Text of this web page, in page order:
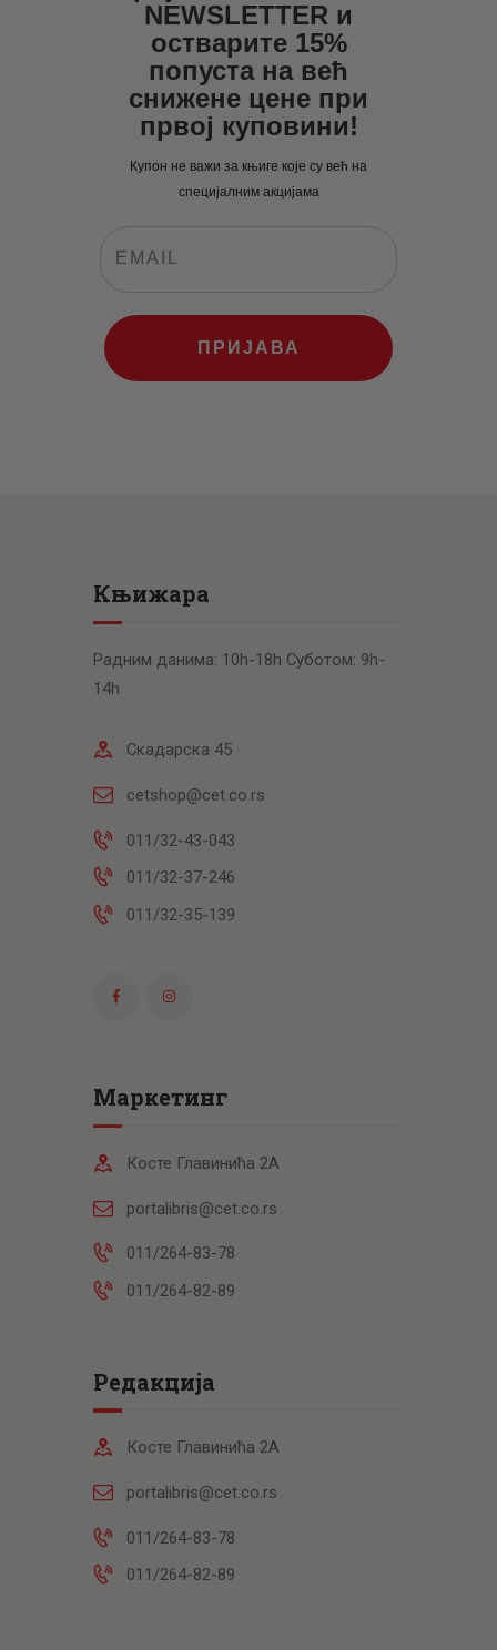
0
рсд.
рсд.
NEWSLETTER и
остварите 15%
попуста на већ
снижене цене при
првој куповини!
Купон не важи за књиге које су већ на
специјалним акцијама
ПРИЈАВА
Књижара
Радним данима: 10h-18h Суботом: 9h-
14h
Скадарска 45
cetshop@cet.co.rs
011/32-43-043
011/32-37-246
011/32-35-139
Маркетинг
Косте Главинића 2А
portalibris@cet.co.rs
011/264-83-78
011/264-82-89
Редакција
Косте Главинића 2А
portalibris@cet.co.rs
011/264-83-78
011/264-82-89